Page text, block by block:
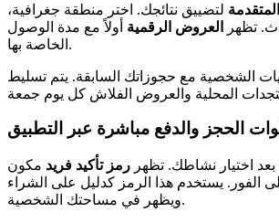
المتقدمة لتضييق نتائجك. اختر منطقة جغرافية،
تظهر
العروض الرقمية أولاً مع مدة الوصول
الخاصة بها.
الشخصية مع حجوزاتك السابقة. يتم تسليط
الحجز والدفع مباشرة عبر التطبيق
بعد اختيار نشاطك. تظهر رمز تأكيد فريد مكون
على الفور. يستخدم هذا الرمز كدليل على الشراء
ويظهر في مساحتك الشخصية.